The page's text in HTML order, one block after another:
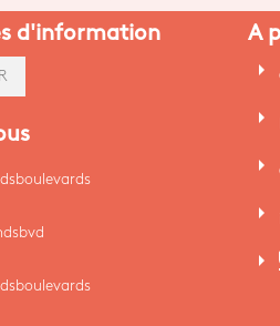
d'information A
arrow_right
arrow_right
arrow_right
arrow_right
arrow_right